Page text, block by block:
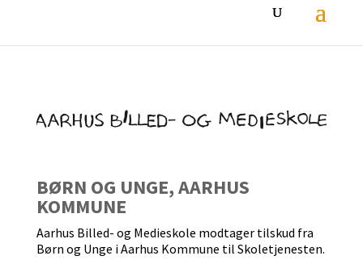
BØRN OG UNGE, AARHUS
KOMMUNE
Aarhus Billed- og Medieskole modtager tilskud fra
Børn og Unge i Aarhus Kommune til Skoletjenesten.